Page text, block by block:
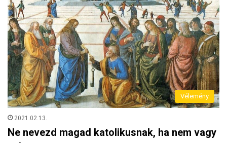
Vélemény
2021.02.13.
Ne nevezd magad katolikusnak, ha nem vagy